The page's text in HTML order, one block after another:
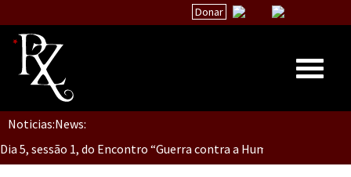
Donar
Inicio
Quiénes Somos
Noticias:News:
Dia 5, Sessão 2, Encontro “Guerra contra la Humanidad”
Dia 5, sessão 1, do Encontro “Guerra contra a Humanidade”(As